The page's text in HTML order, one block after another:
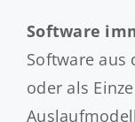
Software
Software aus
oder als